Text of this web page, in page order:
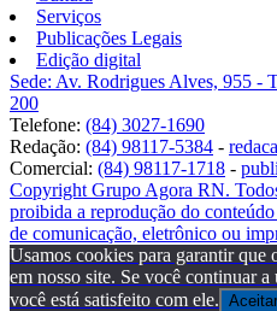
Serviços
Publicações Legais
Edição digital
Sede: Av. Rodrigues Alves, 955 -
200
Telefone: (84) 3027-1690
Redação: (84) 98117-5384 -
Comercial: (84) 98117-1718 -
Copyright Grupo Agora RN.
proibida a reprodução do
de comunicação, eletrônico ou
Usamos cookies para garantir que
em nosso site. Se você continuar a
você está satisfeito com ele. Aceitar